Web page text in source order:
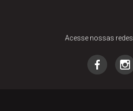
Acesse nossas